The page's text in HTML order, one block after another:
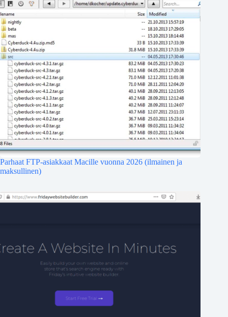
Parhaat FTP-asiakkaat Macille vuonna 2026 (ilmainen ja
maksullinen)